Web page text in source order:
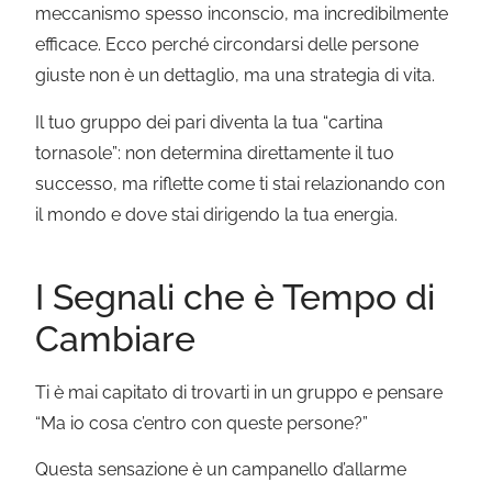
meccanismo spesso inconscio, ma incredibilmente
efficace. Ecco perché circondarsi delle persone
giuste non è un dettaglio, ma una strategia di vita.
Il tuo gruppo dei pari diventa la tua “cartina
tornasole”: non determina direttamente il tuo
successo, ma riflette come ti stai relazionando con
il mondo e dove stai dirigendo la tua energia.
I Segnali che è Tempo di
Cambiare
Ti è mai capitato di trovarti in un gruppo e pensare
“Ma io cosa c’entro con queste persone?”
Questa sensazione è un campanello d’allarme